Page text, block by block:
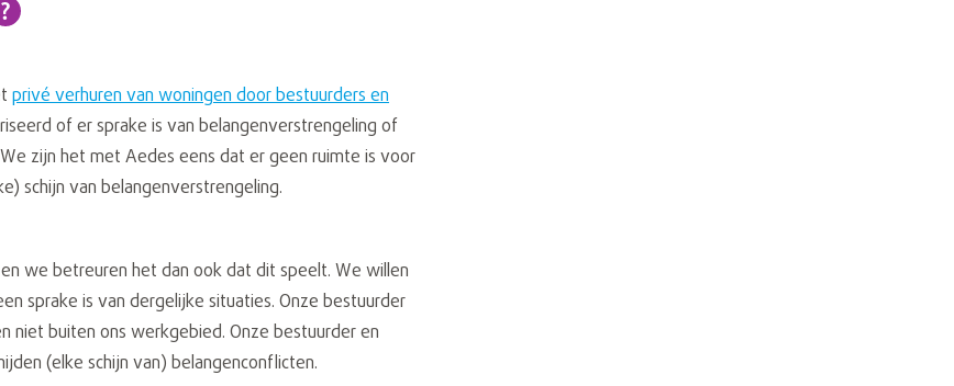
privé verhuren van woningen door bestuurders en
of er sprake is van belangenverstrengeling of
zijn het met Aedes eens dat er geen ruimte is voor
schijn van belangenverstrengeling.
we betreuren het dan ook dat dit speelt. We willen
sprake is van dergelijke situaties. Onze bestuurder
niet buiten ons werkgebied. Onze bestuurder en
(elke schijn van) belangenconflicten.